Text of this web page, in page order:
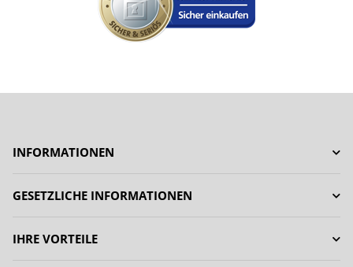
INFORMATIONEN
GESETZLICHE INFORMATIONEN
IHRE VORTEILE